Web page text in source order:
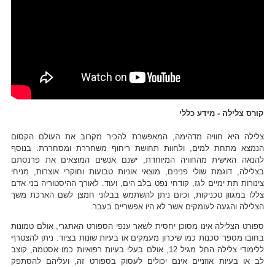
קורס צלילה - מידע כללי
צלילה היא חוויה מדהימה, המאפשרת להכיר מקרוב את העולם הקסום
הנמצא מתחת למים, ולחוות תחושת ריחוף משחררת ומסחררת. בנוסף
להנאה האישית מהחוויה המיוחדת, ישנם אנשים המוצאים את פרנסתם
בצלילה, דוגמת שולי פנינים, מוצאי אוניות טבועות וחוקרי אוצרות, מניחי
צינורות תת ימיים לגז, קודחי נפט בלב הים, ועוד. לאורך ההיסטוריה בני אדם
צללו במגוון טכניקות, וכיום ניתן להשתמש בבלוני חמצן לשם הארכת משך
הצלילה והגעה לעומקים אשר לא היו אפשריים בעבר.
ספורט הצלילה אינו מסוכן יחסית לשאר ענפי הספורט האתגרי, אולם טמונות
בחובו מספר סכנות כמו שיכרון מעמקים או בעיות שונות בציוד. ניתן להצטרף
ללימודי צלילה החל מגיל 12, אולם בעלי בעיות רפואיות כמו אסטמה, קוצב
לב או בעיות אוזניים אינם יכולים לעסוק בספורט זה, ועליהם להסתפק